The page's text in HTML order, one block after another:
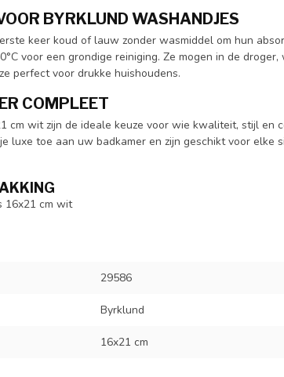
BYRKLUND WASHANDJES
keer koud of lauw zonder wasmiddel om hun
voor een grondige reiniging. Ze mogen in de
perfect voor drukke huishoudens.
COMPLEET
cm wit zijn de ideale keuze voor wie kwaliteit, stijl en
luxe toe aan uw badkamer en zijn geschikt voor elke
16x21 cm wit
29586
Byrklund
16x21 cm